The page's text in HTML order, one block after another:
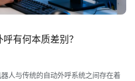
有何本质差别？
人与传统的自动外呼系统之间存在着